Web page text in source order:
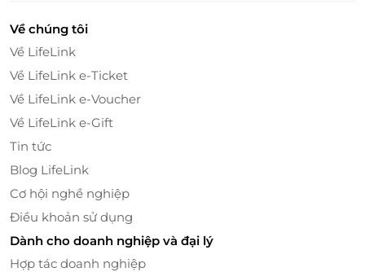
cho cô nàng từ 18-35 tuổi. Thế nên, tất cả những sản
phẩm hiện có của MARC Fashion phù hợp với đa
dạng phong cách từ những cô nàng trẻ trung, sành
điệu, cá tính hay tiểu thư nhẹ nhàng, dịu dàng, tới
với MARC Fashion bạn đều có thể lựa chọn được
riêng của mình.
Về chúng tôi
Về LifeLink
Về LifeLink e-Ticket
Về LifeLink e-Voucher
Về LifeLink e-Gift
Tin tức
Blog LifeLink
Cơ hội nghề nghiệp
Điều khoản sử dụng
Dành cho doanh nghiệp và đại lý
Hợp tác doanh nghiệp